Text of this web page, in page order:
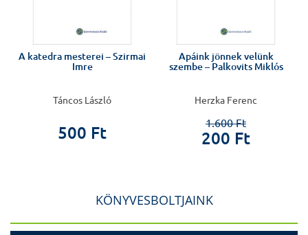
RENDELJE MEG A KÖNYVET DVD-VEL EGYÜTT!
A katedra mesterei – Szirmai
Imre
Táncos László
500 Ft
Apáink jönnek velünk
szembe – Palkovits Miklós
Herzka Ferenc
1.600 Ft
200 Ft
KÖNYVESBOLTJAINK